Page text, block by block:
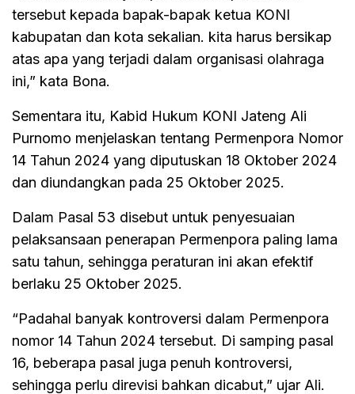
tersebut kepada bapak-bapak ketua KONI
kabupatan dan kota sekalian. kita harus bersikap
atas apa yang terjadi dalam organisasi olahraga
ini,” kata Bona.
Sementara itu, Kabid Hukum KONI Jateng Ali
Purnomo menjelaskan tentang Permenpora Nomor
14 Tahun 2024 yang diputuskan 18 Oktober 2024
dan diundangkan pada 25 Oktober 2025.
Dalam Pasal 53 disebut untuk penyesuaian
pelaksansaan penerapan Permenpora paling lama
satu tahun, sehingga peraturan ini akan efektif
berlaku 25 Oktober 2025.
“Padahal banyak kontroversi dalam Permenpora
nomor 14 Tahun 2024 tersebut. Di samping pasal
16, beberapa pasal juga penuh kontroversi,
sehingga perlu direvisi bahkan dicabut,” ujar Ali.